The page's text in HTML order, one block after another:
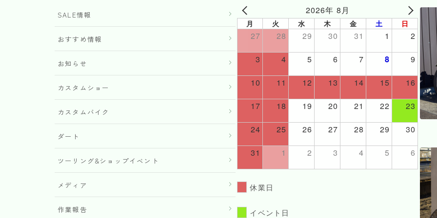
SALE情報
おすすめ情報
お知らせ
カスタムショー
カスタムバイク
ダート
ツーリング&ショップイベント
メディア
作業報告
2026年 8月
月 火 水 木 金 土 日
27 28 29 30 31 1 2
3 4 5 6 7 8 9
10 11 12 13 14 15 16
17 18 19 20 21 22 23
24 25 26 27 28 29 30
31 1 2 3 4 5 6
休業日
イベント日